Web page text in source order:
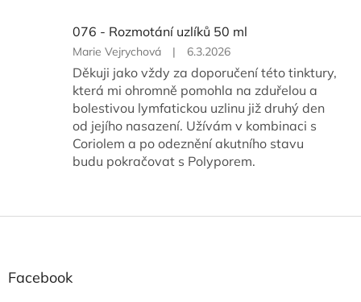
076 - Rozmotání uzlíků 50 ml
Hodnocení
produktu
je
5
z
5
hvězdiček.
Marie Vejrychová | 6.3.2026
Děkuji jako vždy za doporučení této tinktury,
která mi ohromně pomohla na zduřelou a
bolestivou lymfatickou uzlinu již druhý den
od jejího nasazení. Užívám v kombinaci s
Coriolem a po odeznění akutního stavu
budu pokračovat s Polyporem.
Z
Facebook